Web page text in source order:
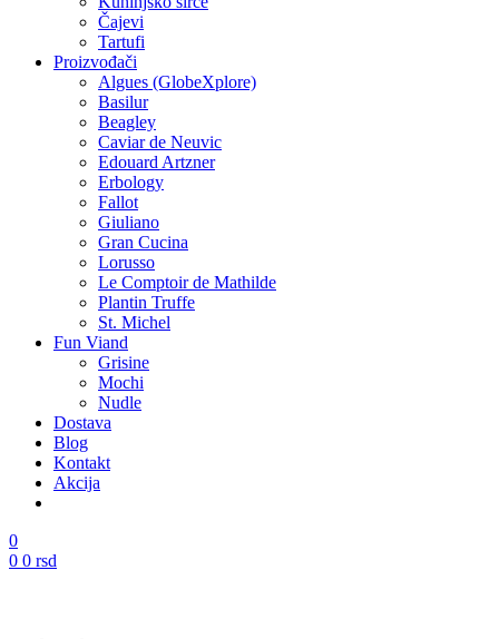
Čajevi
Tartufi
Proizvođači
Algues (GlobeXplore)
Basilur
Beagley
Caviar de Neuvic
Edouard Artzner
Erbology
Fallot
Giuliano
Gran Cucina
Lorusso
Le Comptoir de Mathilde
Plantin Truffe
St. Michel
Fun Viand
Grisine
Mochi
Nudle
Dostava
Blog
Kontakt
Akcija
0
0 0 rsd